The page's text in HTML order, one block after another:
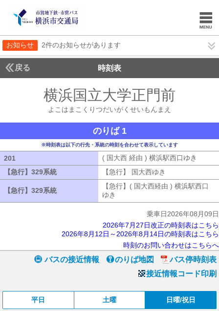
お知らせ 2件のお知らせがあります
戻る 時刻表
横浜国立大学正門前
よこはまこくりつだいがくせいもんまえ
のりば 1
※時刻表は以下の行先・系統の時刻を合わせて表示しています
201 ( 国大西 経由 ) 横浜駅西口ゆき
【急行】329系統 【急行】329系統【急行】 国大西ゆき
【急行】329系統 【急行】329系統
【急行】( 国大西経由 ) 横浜駅西口
ゆき
乗車日2026年08月09日
2026年7月27日改正の時刻表はこちら
2026年8月12日～2026年8月14日の時刻表はこちら
時刻のお問い合わせはこちらへ
バスの接近情報 のりば地図
バス停時刻表
接近情報コード印刷
平日 土曜 日曜/祝日